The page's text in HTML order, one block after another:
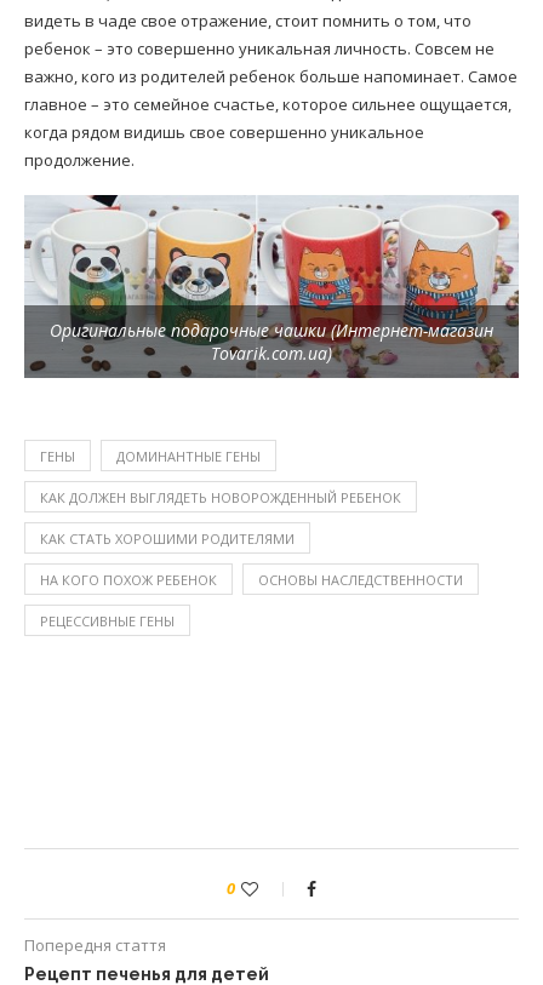
видеть в чаде свое отражение, стоит помнить о том, что
ребенок – это совершенно уникальная личность. Совсем не
важно, кого из родителей ребенок больше напоминает. Самое
главное – это семейное счастье, которое сильнее ощущается,
когда рядом видишь свое совершенно уникальное
продолжение.
Оригинальные подарочные чашки (Интернет-магазин
Tovarik.com.ua)
ГЕНЫ ДОМИНАНТНЫЕ ГЕНЫ
КАК ДОЛЖЕН ВЫГЛЯДЕТЬ НОВОРОЖДЕННЫЙ РЕБЕНОК
КАК СТАТЬ ХОРОШИМИ РОДИТЕЛЯМИ
НА КОГО ПОХОЖ РЕБЕНОК ОСНОВЫ НАСЛЕДСТВЕННОСТИ
РЕЦЕССИВНЫЕ ГЕНЫ
0
Попередня стаття
Рецепт печенья для детей